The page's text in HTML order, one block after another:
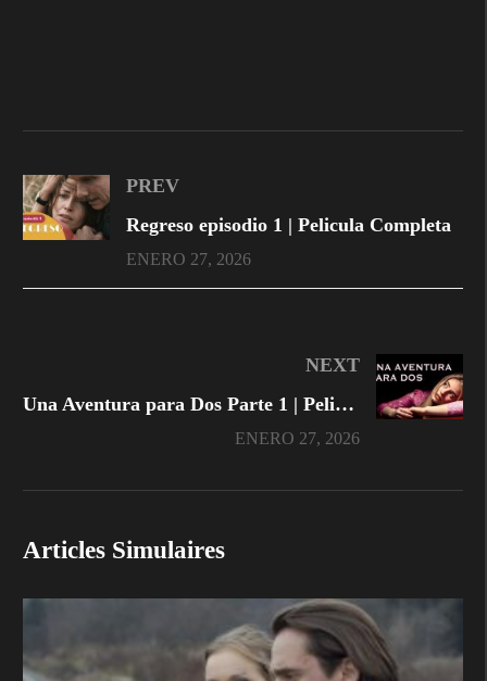
PREV
Regreso episodio 1 | Pelicula Completa
ENERO 27, 2026
NEXT
Una Aventura para Dos Parte 1 | Pelicula Completa
ENERO 27, 2026
Articles Simulaires